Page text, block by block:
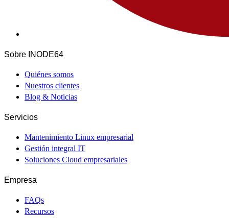
Sobre INODE64
Quiénes somos
Nuestros clientes
Blog & Noticias
Servicios
Mantenimiento Linux empresarial
Gestión integral IT
Soluciones Cloud empresariales
Empresa
FAQs
Recursos